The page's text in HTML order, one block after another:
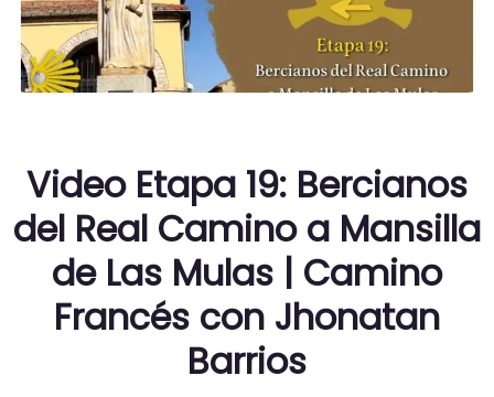
Video Etapa 19: Bercianos
del Real Camino a Mansilla
de Las Mulas | Camino
Francés con Jhonatan
Barrios